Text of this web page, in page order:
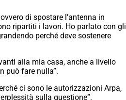
di spostare l’antenna in
ripartiti i lavori. Ho parlato con gli
perché deve sostenere
alla mia casa, anche a livello
può fare nulla”.
ci sono le autorizzazioni Arpa,
sulla questione”.